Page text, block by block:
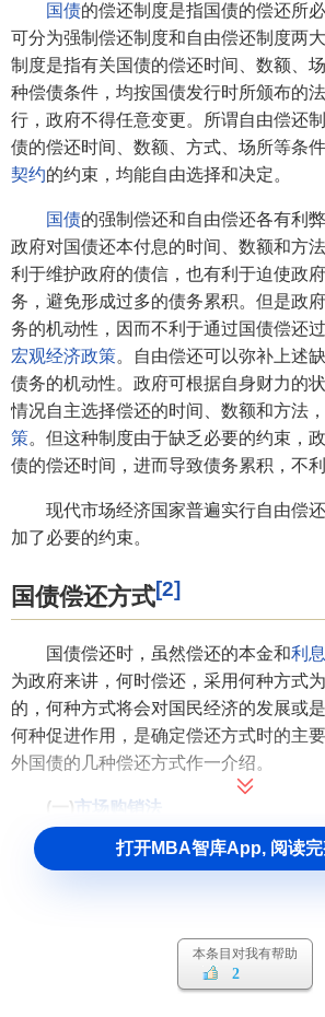
国债的偿还制度是指国债的偿还所
可分为强制偿还制度和自由偿还制度两
制度是指有关国债的偿还时间、数额、
种偿债条件，均按国债发行时所颁布的
行，政府不得任意变更。所谓自由偿还
债的偿还时间、数额、方式、场所等条
契约的约束，均能自由选择和决定。
国债的强制偿还和自由偿还各有利
政府对国债还本付息的时间、数额和方
利于维护政府的债信，也有利于迫使政
务，避免形成过多的债务累积。但是政
务的机动性，因而不利于通过国债偿还
宏观经济政策。自由偿还可以弥补上述
债务的机动性。政府可根据自身财力的
情况自主选择偿还的时间、数额和方法
策。但这种制度由于缺乏必要的约束，
债的偿还时间，进而导致债务累积，不
现代市场经济国家普遍实行自由偿还
加了必要的约束。
国债偿还方式[2]
国债偿还时，虽然偿还的本金和利息
为政府来讲，何时偿还，采用何种方式
的，何种方式将会对国民经济的发展或
何种促进作用，是确定偿还方式时的主
外国债的几种偿还方式作一介绍。
(一)市场购销法
市场购销法是指政府根据国债市场
公开市场业务在证券市场上陆
种国债期满时，绝大部分已被政府所持
过是政府内部的账目处理问题。需要说
打开MBA智库App, 阅读
本条目对我有帮助
2